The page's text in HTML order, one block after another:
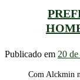
Publicado em 20
Com Alckmin